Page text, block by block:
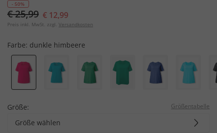
- 50%
€ 25,99 € 12,99
Preis inkl. MwSt. zzgl. Versandkosten
Farbe: dunkle himbeere
Größe: Größentabelle
Größe wählen